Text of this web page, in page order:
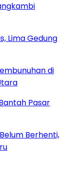
Lima Gedung
di
Pasar
Berhenti,